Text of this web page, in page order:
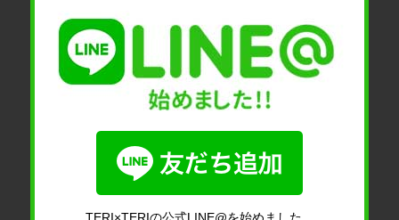
TERI×TERIの公式LINE@を始めました。